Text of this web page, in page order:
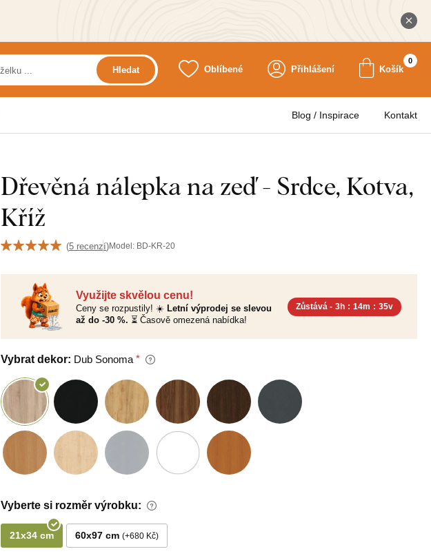
Hledat Oblíbené Přihlášení Košík
0
Blog / Inspirace Kontakt
Dřevěná nálepka na zeď - Srdce, Kotva,
Kříž
(5 recenzí)Model: BD-KR-20
Využijte skvělou cenu!
Ceny se rozpustily! ☀️ Letní výprodej se slevou
až do -30 %. ⏳ Časově omezená nabídka!
Zůstává - 3h : 14m : 34v
Vybrat dekor: Dub Sonoma
Vyberte si rozměr výrobku:
21x34 cm 60x97 cm +680 Kč